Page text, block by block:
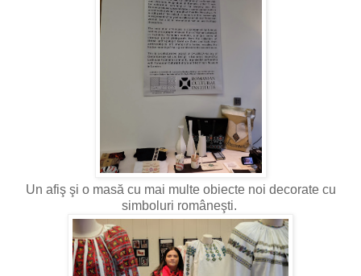
Un afiş şi o masă cu mai multe obiecte noi decorate cu
simboluri româneşti.